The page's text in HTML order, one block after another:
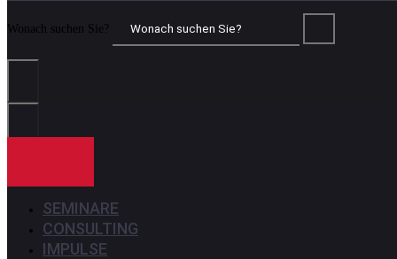
Wonach suchen Sie?
SEMINARE
CONSULTING
IMPULSE